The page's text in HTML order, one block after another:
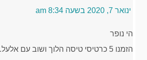
ינואר 7, 2020 בשעה 8:34 am
הי נופר
הזמנו 5 כרטיסי טיסה הלוך ושוב עם